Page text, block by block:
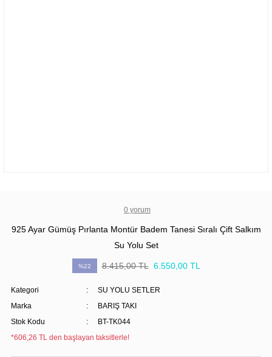
0 yorum
925 Ayar Gümüş Pırlanta Montür Badem Tanesi Sıralı Çift Salkım
Su Yolu Set
%22 8.415,00 TL 6.550,00 TL
Kategori
SU YOLU SETLER
Marka
BARIŞ TAKI
Stok Kodu
BT-TK044
*606,26 TL den başlayan taksitlerle!